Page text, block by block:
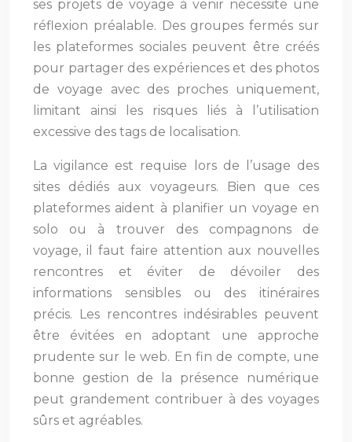
ses projets de voyage à venir nécessite une
réflexion préalable. Des groupes fermés sur
les plateformes sociales peuvent être créés
pour partager des expériences et des photos
de voyage avec des proches uniquement,
limitant ainsi les risques liés à l’utilisation
excessive des tags de localisation.
La vigilance est requise lors de l’usage des
sites dédiés aux voyageurs. Bien que ces
plateformes aident à planifier un voyage en
solo ou à trouver des compagnons de
voyage, il faut faire attention aux nouvelles
rencontres et éviter de dévoiler des
informations sensibles ou des itinéraires
précis. Les rencontres indésirables peuvent
être évitées en adoptant une approche
prudente sur le web. En fin de compte, une
bonne gestion de la présence numérique
peut grandement contribuer à des voyages
sûrs et agréables.